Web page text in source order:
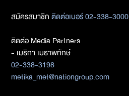
สมัครสมาชิกติดต่อเบอร์ 02-338-3000
ติดต่อ Media Partners
- เมธิกา เมธาพิทักษ์
02-338-3198
metika_met@nationgroup.com